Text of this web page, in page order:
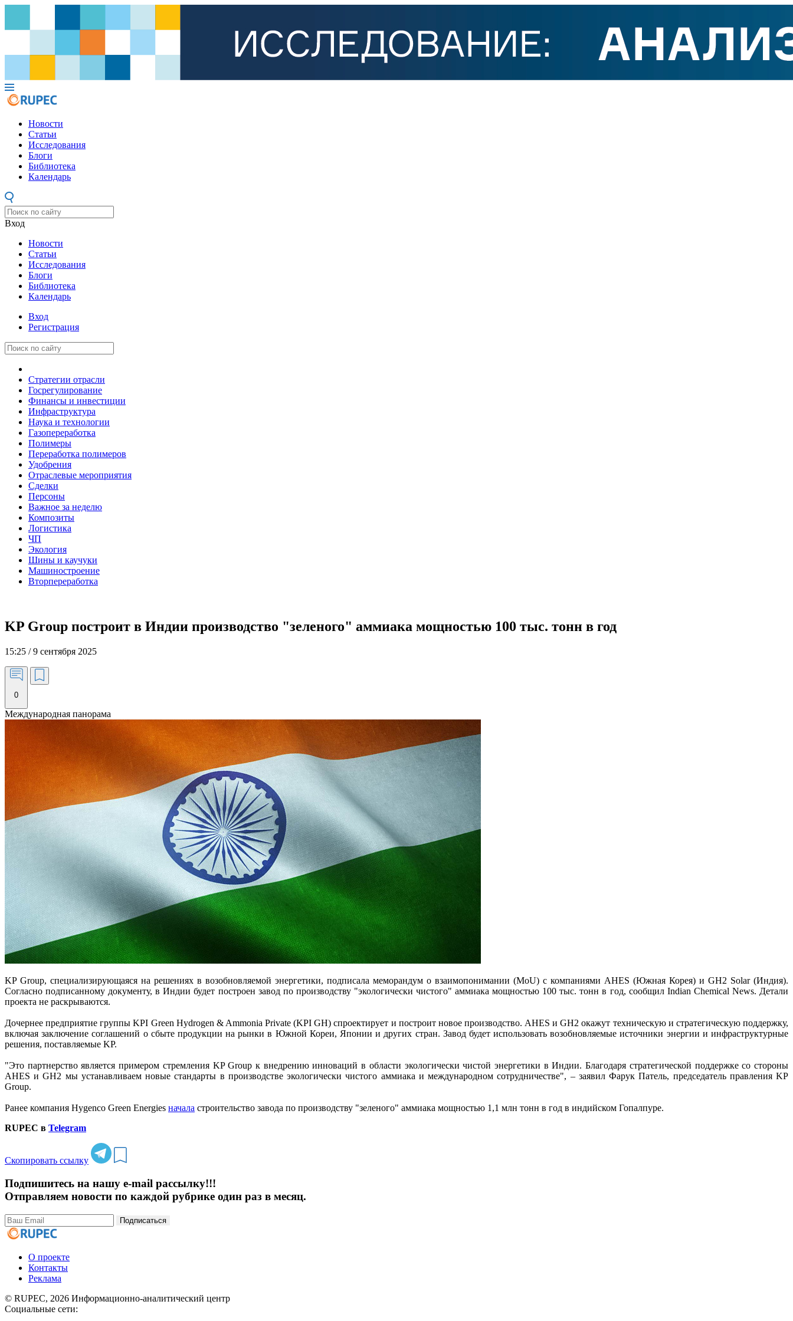
Новости
Статьи
Исследования
Блоги
Библиотека
Календарь
Вход
Новости
Статьи
Исследования
Блоги
Библиотека
Календарь
Вход
Регистрация
Стратегии отрасли
Госрегулирование
Финансы и инвестиции
Инфраструктура
Наука и технологии
Газопереработка
Полимеры
Переработка полимеров
Удобрения
Отраслевые мероприятия
Сделки
Персоны
Важное за неделю
Композиты
Логистика
ЧП
Экология
Шины и каучуки
Машиностроение
Вторпереработка
KP Group построит в Индии производство "зеленого" аммиака мощностью 100 тыс. тонн в год
15:25 / 9 сентября 2025
0
KP Group, специализирующаяся на решениях в возобновляемой энергетики, подписала меморандум о взаимопонимании (MoU) с компаниями AHES (Южная Корея) и GH2 Solar (Индия).
Согласно подписанному документу, в Индии будет построен завод по производству "экологически чистого" аммиака мощностью 100 тыс. тонн в год, сообщил Indian Chemical News. Детали
проекта не раскрываются.
Дочернее предприятие группы KPI Green Hydrogen & Ammonia Private (KPI GH) спроектирует и построит новое производство. AHES и GH2 окажут техническую и стратегическую поддержку,
включая заключение соглашений о сбыте продукции на рынки в Южной Кореи, Японии и других стран. Завод будет использовать возобновляемые источники энергии и инфраструктурные
решения, поставляемые KP.
"Это партнерство является примером стремления KP Group к внедрению инноваций в области экологически чистой энергетики в Индии. Благодаря стратегической поддержке со стороны
AHES и GH2 мы устанавливаем новые стандарты в производстве экологически чистого аммиака и международном сотрудничестве", – заявил Фарук Патель, председатель правления KP
Group.
Ранее компания Hygenco Green Energies начала строительство завода по производству "зеленого" аммиака мощностью 1,1 млн тонн в год в индийском Гопалпуре.
RUPEC в Telegram
Скопировать ссылку
Подпишитесь на нашу e-mail рассылку!!!
Отправляем новости по каждой рубрике один раз в месяц.
Подписаться
О проекте
Контакты
Реклама
© RUPEC, 2026 Информационно-аналитический центр
Социальные сети: